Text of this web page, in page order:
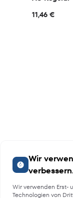
11,46 €
Wir
Wir verwenden Erst-
Technologien von